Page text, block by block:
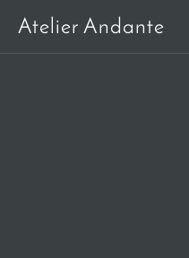
Atelier Andante